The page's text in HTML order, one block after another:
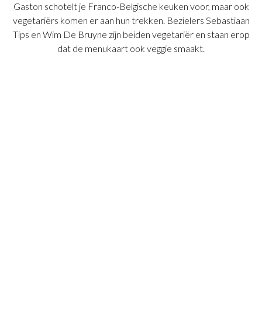
Gaston schotelt je Franco-Belgische keuken voor, maar ook
vegetariërs komen er aan hun trekken. Bezielers Sebastiaan
Tips en Wim De Bruyne zijn beiden vegetariër en staan erop
dat de menukaart ook veggie smaakt.